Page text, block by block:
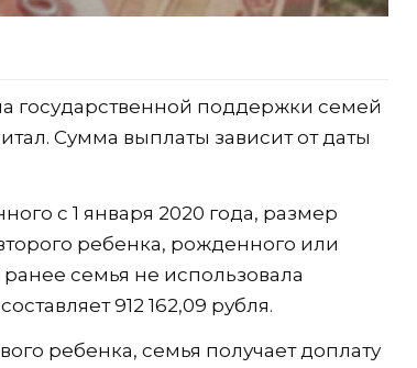
государственной поддержки семей
Сумма выплаты зависит от даты
с 1 января 2020 года, размер
ребенка, рожденного или
семья не использовала
912 162,09 рубля.
ребенка, семья получает доплату